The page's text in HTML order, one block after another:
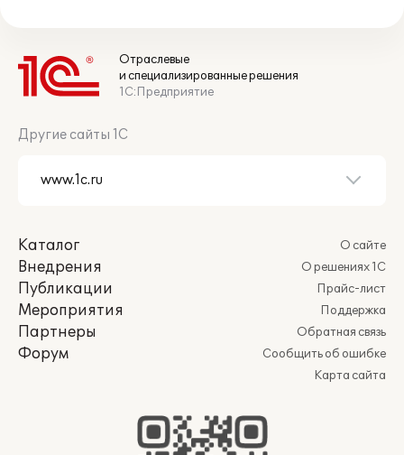
Отраслевые
и специализированные решения
1С:Предприятие
Другие сайты 1С
Каталог
Внедрения
Публикации
Мероприятия
Партнеры
Форум
О сайте
О решениях 1С
Прайс-лист
Поддержка
Обратная связь
Сообщить об ошибке
Карта сайта